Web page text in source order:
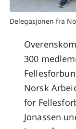
Delegasjonen fra
300
Norsk
for
Jonassen